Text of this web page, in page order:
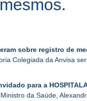
sobre registro de
Colegiada da Anvisa
para a
da Saúde,